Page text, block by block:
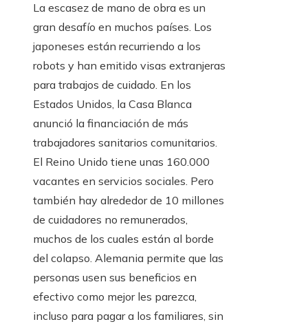
La escasez de mano de obra es un
gran desafío en muchos países. Los
japoneses están recurriendo a los
robots y han emitido visas extranjeras
para trabajos de cuidado. En los
Estados Unidos, la Casa Blanca
anunció la financiación de más
trabajadores sanitarios comunitarios.
El Reino Unido tiene unas 160.000
vacantes en servicios sociales. Pero
también hay alrededor de 10 millones
de cuidadores no remunerados,
muchos de los cuales están al borde
del colapso. Alemania permite que las
personas usen sus beneficios en
efectivo como mejor les parezca,
incluso para pagar a los familiares, sin